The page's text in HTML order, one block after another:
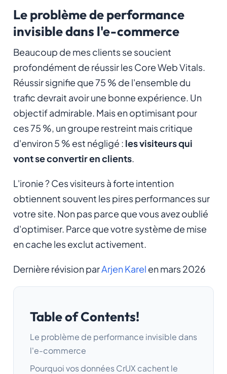
Le problème de performance
invisible dans l'e-commerce
Beaucoup de mes clients se soucient
profondément de réussir les Core Web Vitals.
Réussir signifie que 75 % de l'ensemble du
trafic devrait avoir une bonne expérience. Un
objectif admirable. Mais en optimisant pour
ces 75 %, un groupe restreint mais critique
d'environ 5 % est négligé : les visiteurs qui
vont se convertir en clients.
L'ironie ? Ces visiteurs à forte intention
obtiennent souvent les pires performances sur
votre site. Non pas parce que vous avez oublié
d'optimiser. Parce que votre système de mise
en cache les exclut activement.
Dernière révision parArjen Karel en mars 2026
Table of Contents!
Le problème de performance invisible dans
l'e-commerce
Pourquoi vos données CrUX cachent le